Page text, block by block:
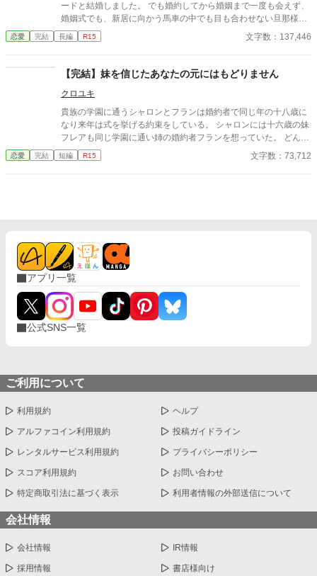
ードと結婚しました。 でも婚約してから婚姻まで一度も会えず、
婚姻式でも、新居に向かう馬車の中でも目も合わせない旦那様。
いくら政略結婚でも幸せになりたいって思ってもいいでしょう？
このまま幸せになれるのかしらと思ってたら⋯⋯アレッ？旦那様
強制的に旦那様の為に動かないと行けないみたい。 しょうがない
アディル頑張りまーす！！ 複雑な家庭環境で育って、醒めた目で
世間を見ているアディルが幸せになるまでの物語です 全50話(2話
分は登場人物と時系列の整理含む) ※他サイトでも投稿しており
ます ご都合主義、誤字脱字、未熟者ですが優しい目線で読んで頂
けますと幸いです ※表紙 AIアプリ作成
恋愛 完結 長編 R15 文字数：137,446
【完結】妹を信じたあなたの元にはもどりません
クロユキ
貴族の学園に通うシャロンとフランは婚約者で同じ年の十八歳に
なり来年は式を挙げる約束をしている。 シャロンには十六歳の妹
フレアも同じ学園に通い姉の婚約者フランを想っていた。 どんな
にフランに想いを打ち明けてもフランはフレアには振り向きもし
なかった。 学園が休みの日、フランは熱があったが気にしないで
ロンは急いで部屋に入った…だが、フランはシャロンを見ても笑
顔がなく代わりに側にいたフレアに優しい声を掛けるように成っ
ていた。 誤字脱字があります。 不定期ですが、よろしくお願いし
ます。
恋愛 完結 短編 R15 文字数：73,712
アプリ一覧
公式SNS一覧
ご利用について
利用規約 ヘルプ
アルファコイン利用規約 投稿ガイドライン
レンタルサービス利用規約 プライバシーポリシー
スコア利用規約 お問い合わせ
特定商取引法に基づく表示 利用者情報の外部送信について
会社情報
会社情報 IR情報
採用情報 書店様向け